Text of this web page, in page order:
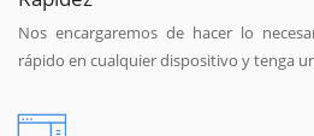
Nos encargaremos de hacer lo
rápido en cualquier dispositivo y tenga